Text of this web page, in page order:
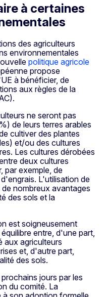
à certaines
des agriculteurs
environnementales
politique agricole
propose
à bénéficier, de
aux règles de la
ne seront pas
de leurs terres arables
cultiver des plantes
et/ou des cultures
Les cultures dérobées
deux cultures
par exemple, de
L'utilisation de
nombreux avantages
des sols et la
est soigneusement
entre, d'une part,
aux agriculteurs
et, d'autre part,
des sols.
jours par les
du comité. La